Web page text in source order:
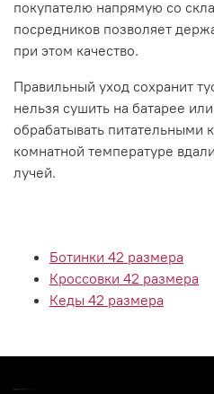
покупателю напрямую со
посредников позволяет
при этом качество.
Правильный уход сохранит
нельзя сушить на батарее
обрабатывать питательными
комнатной температуре
лучей.
Ботинки 42 размера
Кроссовки 42 размера
Кеды 42 размера